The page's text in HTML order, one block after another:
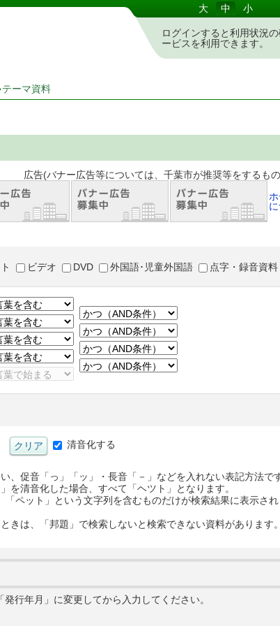
テム 大 中 小
ログインすると利用状況
ービスを利用できます。
テーマ資料
いては、千葉市が推奨等をするものでは
ビデオ DVD 外国語･児童外国語 点字・録音資料
清音化する
促音「っ」「ッ」・長音「－」などを入れない表記方法です
を清音化した場合、すべて「ヘツト」となります。
ペット」という文字列を含むものだけが検索結果に表示され
は、「邦題」で検索しないと検索できない資料があります。
行年月」に変更してから入力してください。